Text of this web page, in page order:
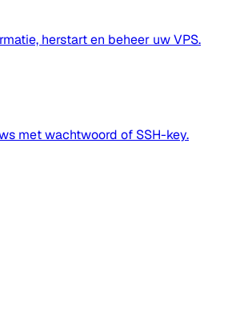
herstart en beheer uw VPS.
met wachtwoord of SSH-key.